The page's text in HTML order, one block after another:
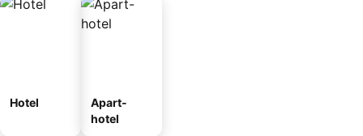
Hotel
Apart-
hotel